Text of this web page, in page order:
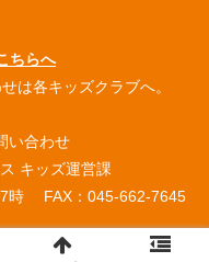
ちらへ
は各キッズクラブへ。
い合わせ
キッズ運営課
時 FAX：045-662-7645
キッズクラブ